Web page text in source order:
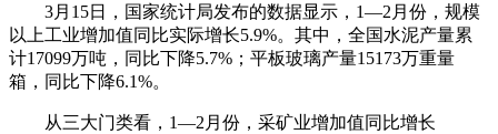
3月15日，国家统计局发布的数据显示，1—2月份，规模
以上工业增加值同比实际增长5.9%。其中，全国水泥产量累
计17099万吨，同比下降5.7%；平板玻璃产量15173万重量
箱，同比下降6.1%。
从三大门类看，1—2月份，采矿业增加值同比增长